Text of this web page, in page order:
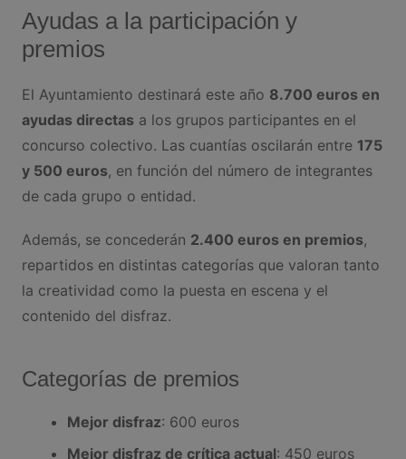
Ayudas a la participación y
premios
El Ayuntamiento destinará este año 8.700 euros en
ayudas directasa los grupos participantes en el
concurso colectivo. Las cuantías oscilarán entre 175
y 500 euros, en función del número de integrantes
de cada grupo o entidad.
Además, se concederán 2.400 euros en premios,
repartidos en distintas categorías que valoran tanto
la creatividad como la puesta en escena y el
contenido del disfraz.
Categorías de premios
Mejor disfraz: 600 euros
Mejor disfraz de crítica actual: 450 euros